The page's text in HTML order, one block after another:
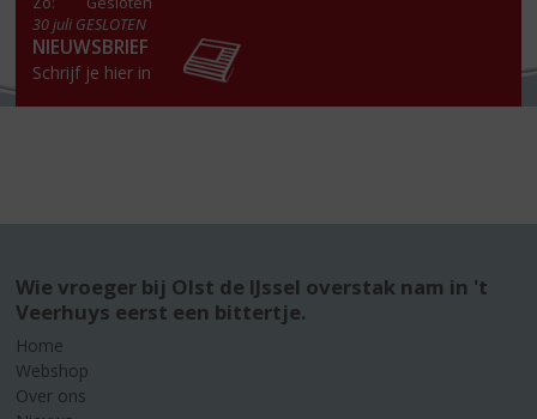
30 juli GESLOTEN
NIEUWSBRIEF
Schrijf je hier in
Wie vroeger bij Olst de IJssel overstak nam in 't
Veerhuys eerst een bittertje.
Home
Webshop
Over ons